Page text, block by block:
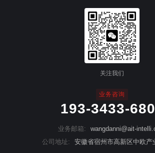
业务咨询
193-3433-
业务邮箱:
wangdanni@ait-
公司地址:
安徽省宿州市高新区中欧产
关注我们